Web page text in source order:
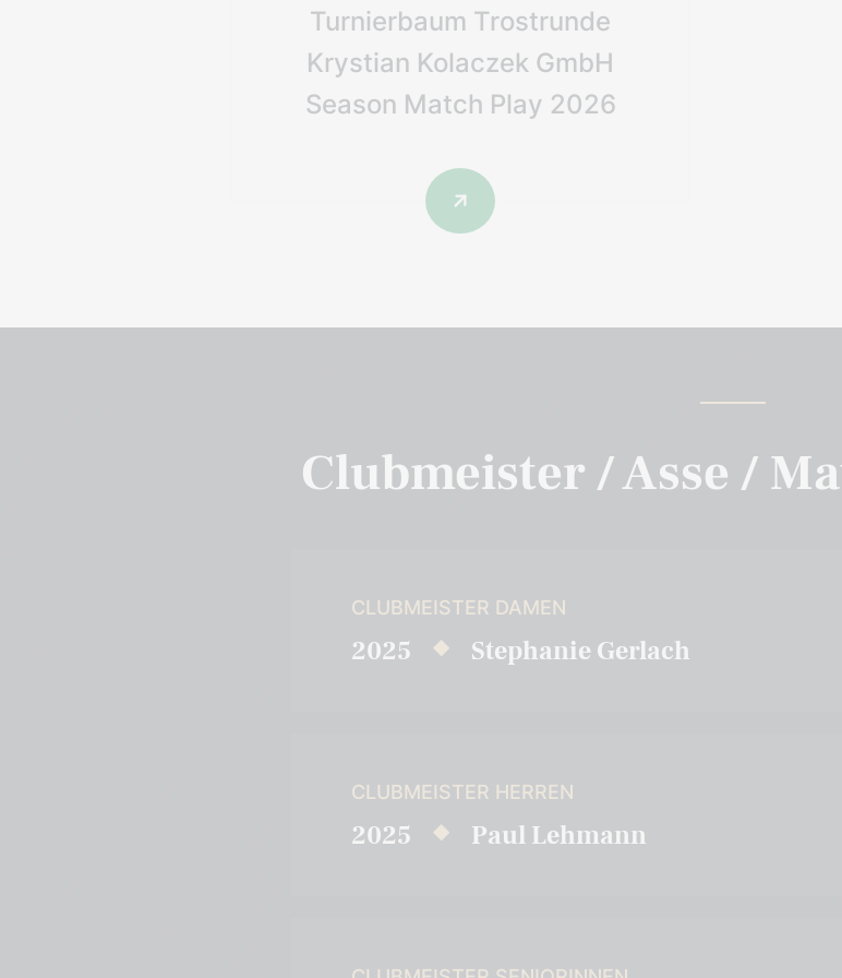
Turnierbaum Trostrunde
Krystian Kolaczek GmbH
Season Match Play 2026
Clubmeister / Asse /
CLUBMEISTER DAMEN
2025 Stephanie Gerlach
CLUBMEISTER HERREN
2025 Paul Lehmann